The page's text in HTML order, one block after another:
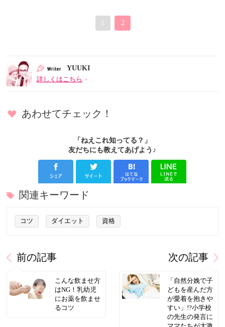
2
YUUKI
詳しくはこちら
あわせてチェック！
「ねえこれ知ってる？」
友だちにも教えてあげよう♪
関連キーワード
コツ ダイエット 資格
前の記事
こんな飲ませ方
はNG！乳幼児
にお薬を飲ませ
るコツ
次の記事
「自然分娩で子
どもを産んだ方
が愛着を抱きや
すい」!?小学校
の先生の発言に